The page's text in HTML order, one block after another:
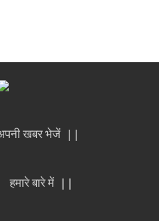
खबर भेजें ||
हमारे बारे में ||